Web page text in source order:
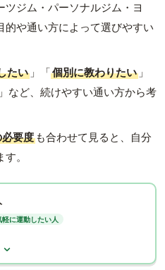
ジム・パーソナルジム・ヨ
的や通い方によって選びやすい
たい 」「個別に教わりたい 」
」など、続けやすい通い方から考
要度 も合わせて見ると、自分
。
軽に運動したい人